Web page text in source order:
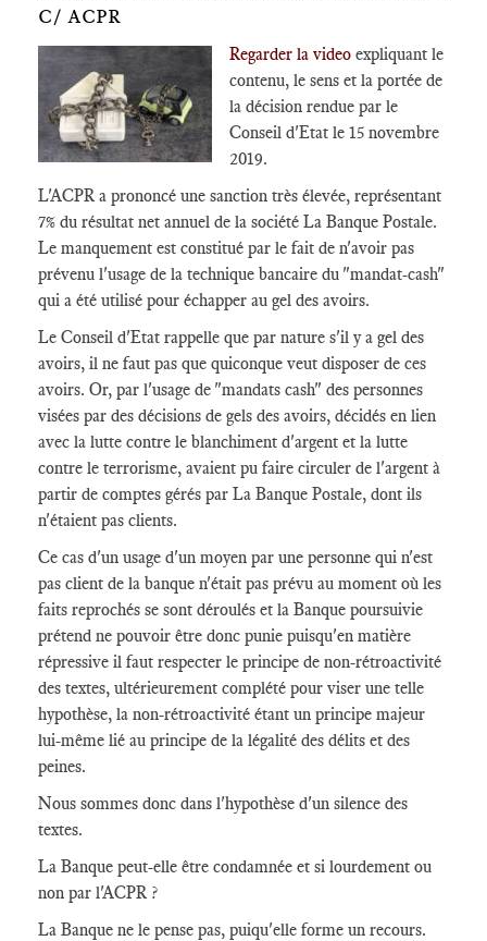
C/ ACPR
Regarder la video expliquant le
contenu, le sens et la portée de
la décision rendue par le
Conseil d'Etat le 15 novembre
2019.
L'ACPR a prononcé une sanction très élevée, représentant
7% du résultat net annuel de la société La Banque Postale.
Le manquement est constitué par le fait de n'avoir pas
prévenu l'usage de la technique bancaire du "mandat-cash"
qui a été utilisé pour échapper au gel des avoirs.
Le Conseil d'Etat rappelle que par nature s'il y a gel des
avoirs, il ne faut pas que quiconque veut disposer de ces
avoirs. Or, par l'usage de "mandats cash" des personnes
visées par des décisions de gels des avoirs, décidés en lien
avec la lutte contre le blanchiment d'argent et la lutte
contre le terrorisme, avaient pu faire circuler de l'argent à
partir de comptes gérés par La Banque Postale, dont ils
n'étaient pas clients.
Ce cas d'un usage d'un moyen par une personne qui n'est
pas client de la banque n'était pas prévu au moment où les
faits reprochés se sont déroulés et la Banque poursuivie
prétend ne pouvoir être donc punie puisqu'en matière
répressive il faut respecter le principe de non-rétroactivité
des textes, ultérieurement complété pour viser une telle
hypothèse, la non-rétroactivité étant un principe majeur
lui-même lié au principe de la légalité des délits et des
peines.
Nous sommes donc dans l'hypothèse d'un silence des
textes.
La Banque peut-elle être condamnée et si lourdement ou
non par l'ACPR ?
La Banque ne le pense pas, puiqu'elle forme un recours.